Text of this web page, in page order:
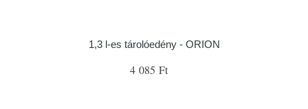
1,3 l-es tárolóedény - ORION
4 085 Ft